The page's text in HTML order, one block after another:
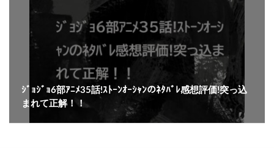
ｼﾞｮｼﾞｮ6部ｱﾆﾒ35話!ｽﾄｰﾝｵｰｼｬﾝのﾈﾀﾊﾞﾚ感想評価!突っ込
まれて正解！！